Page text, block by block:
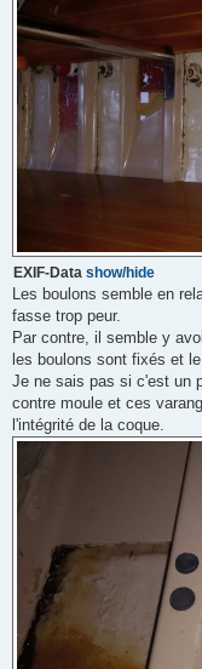
EXIF-Data show/hide
Les boulons semble en
fasse trop peur.
Par contre, il semble y
les boulons sont fixés et
Je ne sais pas si c'est un
contre moule et ces
l'intégrité de la coque.